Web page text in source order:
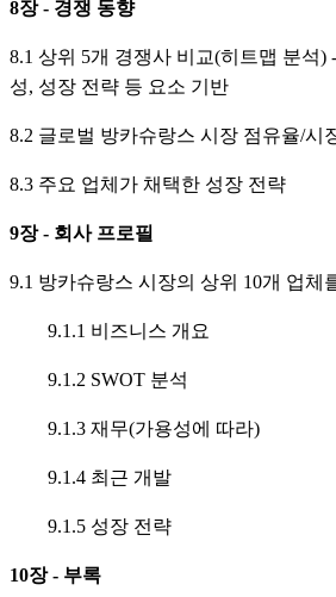
8장 - 경쟁 동향
8.1 상위 5개 경쟁사 비교(히트맵 분석)
성, 성장 전략 등 요소 기반
8.2 글로벌 방카슈랑스 시장 점유율/시
8.3 주요 업체가 채택한 성장 전략
9장 - 회사 프로필
9.1 방카슈랑스 시장의 상위 10개 업체
9.1.1 비즈니스 개요
9.1.2 SWOT 분석
9.1.3 재무(가용성에 따라)
9.1.4 최근 개발
9.1.5 성장 전략
10장 - 부록